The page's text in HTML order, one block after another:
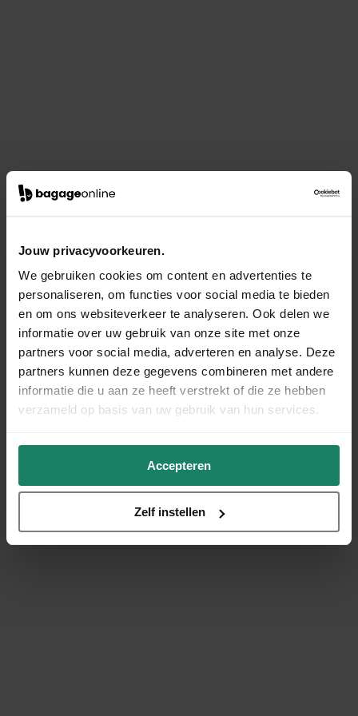
Jouw privacyvoorkeuren.
We gebruiken cookies om content en advertenties te
personaliseren, om functies voor social media te bieden
en om ons websiteverkeer te analyseren. Ook delen we
informatie over uw gebruik van onze site met onze
partners voor social media, adverteren en analyse. Deze
partners kunnen deze gegevens combineren met andere
informatie die u aan ze heeft verstrekt of die ze hebben
verzameld op basis van uw gebruik van hun services.
Accepteren
Zelf instellen